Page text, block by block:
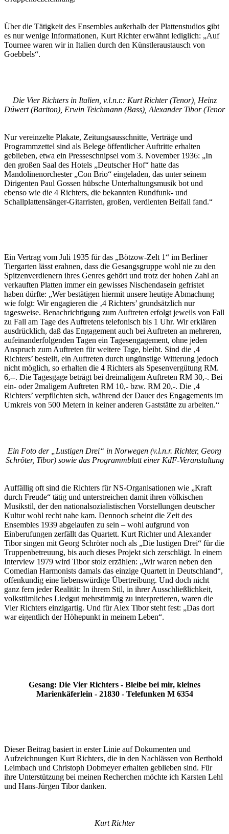
Über die Tätigkeit des Ensembles außerhalb der Plattenstudios gibt
es nur wenige Informationen, Kurt Richter erwähnt lediglich: „Auf
Tournee waren wir in Italien durch den Künstleraustausch von
Goebbels“.
Die Vier Richters in Italien, v.l.n.r.: Kurt Richter (Tenor), Heinz
Düwert (Bariton), Erwin Teichmann (Bass), Alexander Tibor (Tenor
Nur vereinzelte Plakate, Zeitungsausschnitte, Verträge und
Programmzettel sind als Belege öffentlicher Auftritte erhalten
geblieben, etwa ein Presseschnipsel vom 3. November 1936: „In
den großen Saal des Hotels „Deutscher Hof“ hatte das
Mandolinenorchester „Con Brio“ eingeladen, das unter seinem
Dirigenten Paul Gossen hübsche Unterhaltungsmusik bot und
ebenso wie die 4 Richters, die bekannten Rundfunk- und
Schallplattensänger-Gitarristen, großen, verdienten Beifall fand.“
Ein Vertrag vom Juli 1935 für das „Bötzow-Zelt 1“ im Berliner
Tiergarten lässt erahnen, dass die Gesangsgruppe wohl nie zu den
Spitzenverdienern ihres Genres gehört und trotz der hohen Zahl an
verkauften Platten immer ein gewisses Nischendasein gefristet
haben dürfte: „Wer bestätigen hiermit unsere heutige Abmachung
wie folgt: Wir engagieren die ‚4 Richters’ grundsätzlich nur
tagesweise. Benachrichtigung zum Auftreten erfolgt jeweils von Fall
zu Fall am Tage des Auftretens telefonisch bis 1 Uhr. Wir erklären
ausdrücklich, daß das Engagement auch bei Auftreten an mehreren,
aufeinanderfolgenden Tagen ein Tagesengagement, ohne jeden
Anspruch zum Auftreten für weitere Tage, bleibt. Sind die ‚4
Richters’ bestellt, ein Auftreten durch ungünstige Witterung jedoch
nicht möglich, so erhalten die 4 Richters als Spesenvergütung RM.
6,--. Die Tagesgage beträgt bei dreimaligem Auftreten RM 30,-. Bei
ein- oder 2maligem Auftreten RM 10,- bzw. RM 20,-. Die ‚4
Richters’ verpflichten sich, während der Dauer des Engagements im
Umkreis von 500 Metern in keiner anderen Gaststätte zu arbeiten.“
Ein Foto der „Lustigen Drei“ in Norwegen (v.l.n.r. Richter, Georg
Schröter, Tibor) sowie das Programmblatt einer KdF-Veranstaltung
Auffällig oft sind die Richters für NS-Organisationen wie „Kraft
durch Freude“ tätig und unterstreichen damit ihren völkischen
Musikstil, der den nationalsozialistischen Vorstellungen deutscher
Kultur wohl recht nahe kam. Dennoch scheint die Zeit des
Ensembles 1939 abgelaufen zu sein – wohl aufgrund von
Einberufungen zerfällt das Quartett. Kurt Richter und Alexander
Tibor singen mit Georg Schröter noch als „Die lustigen Drei“ für die
Truppenbetreuung, bis auch dieses Projekt sich zerschlägt. In einem
Interview 1979 wird Tibor stolz erzählen: „Wir waren neben den
Comedian Harmonists damals das einzige Quartett in Deutschland“,
offenkundig eine liebenswürdige Übertreibung. Und doch nicht
ganz fern jeder Realität: In ihrem Stil, in ihrer Ausschließlichkeit,
volkstümliches Liedgut mehrstimmig zu interpretieren, waren die
Vier Richters einzigartig. Und für Alex Tibor steht fest: „Das dort
war eigentlich der Höhepunkt in meinem Leben“.
Gesang: Die Vier Richters - Bleibe bei mir, kleines
Marienkäferlein - 21830 - Telefunken M 6354
Dieser Beitrag basiert in erster Linie auf Dokumenten und
Aufzeichnungen Kurt Richters, die in den Nachlässen von Berthold
Leimbach und Christoph Dobmeyer erhalten geblieben sind. Für
ihre Unterstützung bei meinen Recherchen möchte ich Karsten Lehl
und Hans-Jürgen Tibor danken.
Kurt Richter